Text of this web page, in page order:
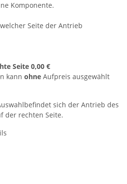
Komponente.
Seite der Antrieb
Seite 0,00 €
kann ohneAufpreis ausgewählt
sich der Antrieb des
der rechten Seite.